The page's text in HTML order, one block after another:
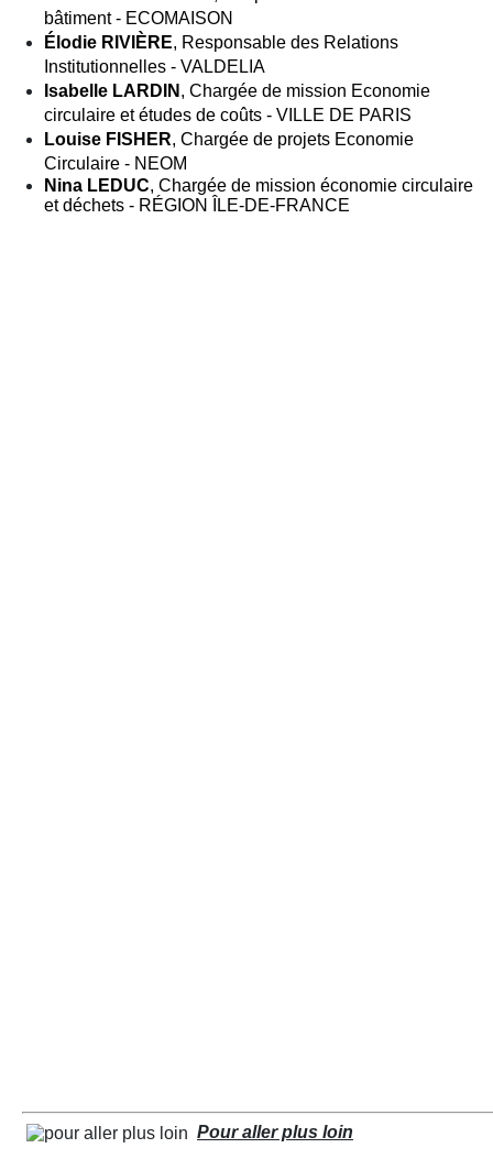
bâtiment - ECOMAISON
Élodie RIVIÈRE, Responsable des Relations
Institutionnelles - VALDELIA
Isabelle LARDIN , Chargée de mission Economie
circulaire et études de coûts - VILLE DE PARIS
Louise FISHER, Chargée de projets Economie
Circulaire - NEOM
Nina LEDUC, Chargée de mission économie circulaire
et déchets - RÉGION ÎLE-DE-FRANCE
Pour aller plus loin